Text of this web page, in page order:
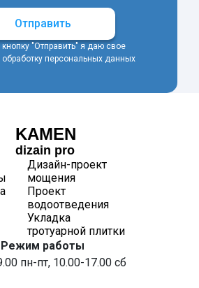
Отправить
"Отправить" я даю свое
обработку персональных данных
KAMEN
dizain pro
Дизайн-проект
мощения
Проект
водоотведения
Укладка
тротуарной плитки
Режим работы
пн-пт, 10.00-17.00 сб